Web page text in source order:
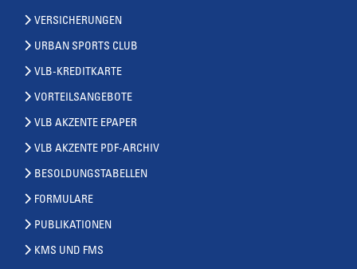
VERSICHERUNGEN
URBAN SPORTS CLUB
VLB-KREDITKARTE
VORTEILSANGEBOTE
VLB AKZENTE EPAPER
VLB AKZENTE PDF-ARCHIV
BESOLDUNGSTABELLEN
FORMULARE
PUBLIKATIONEN
KMS UND FMS